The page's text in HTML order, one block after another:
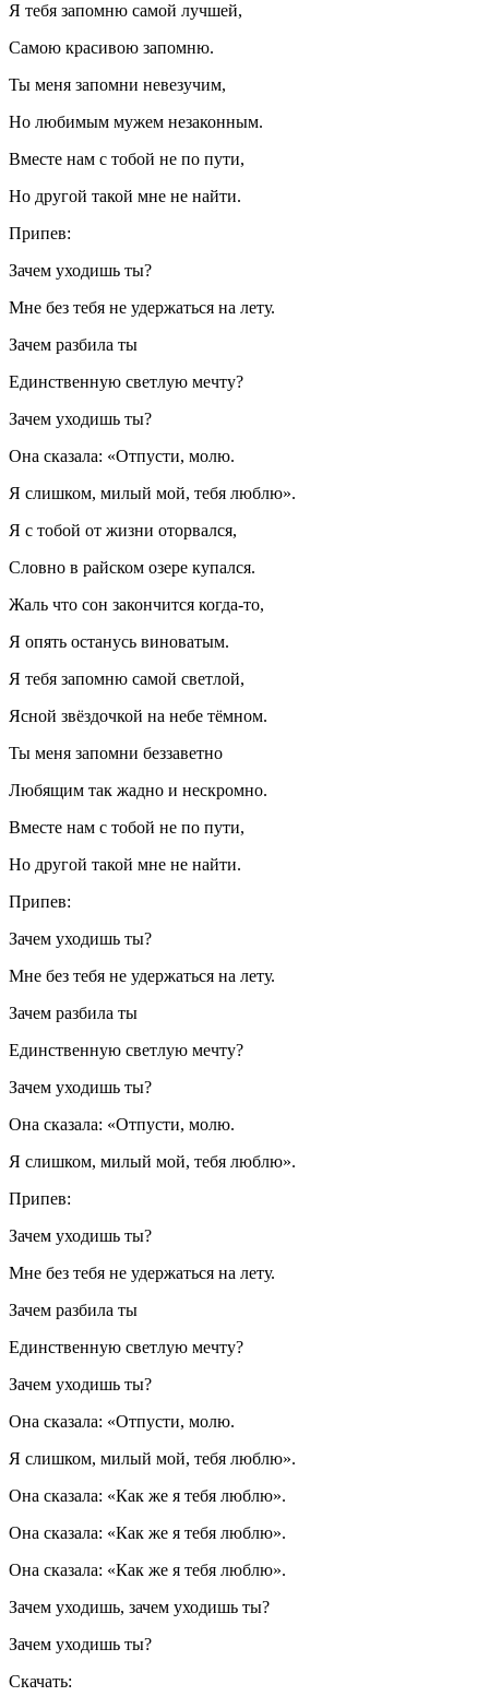
Я тебя запомню самой лучшей,
Самою красивою запомню.
Ты меня запомни невезучим,
Но любимым мужем незаконным.
Вместе нам с тобой не по пути,
Но другой такой мне не найти.
Припев:
Зачем уходишь ты?
Мне без тебя не удержаться на лету.
Зачем разбила ты
Единственную светлую мечту?
Зачем уходишь ты?
Она сказала: «Отпусти, молю.
Я слишком, милый мой, тебя люблю».
Я с тобой от жизни оторвался,
Словно в райском озере купался.
Жаль что сон закончится когда-то,
Я опять останусь виноватым.
Я тебя запомню самой светлой,
Ясной звёздочкой на небе тёмном.
Ты меня запомни беззаветно
Любящим так жадно и нескромно.
Вместе нам с тобой не по пути,
Но другой такой мне не найти.
Припев:
Зачем уходишь ты?
Мне без тебя не удержаться на лету.
Зачем разбила ты
Единственную светлую мечту?
Зачем уходишь ты?
Она сказала: «Отпусти, молю.
Я слишком, милый мой, тебя люблю».
Припев:
Зачем уходишь ты?
Мне без тебя не удержаться на лету.
Зачем разбила ты
Единственную светлую мечту?
Зачем уходишь ты?
Она сказала: «Отпусти, молю.
Я слишком, милый мой, тебя люблю».
Она сказала: «Как же я тебя люблю».
Она сказала: «Как же я тебя люблю».
Она сказала: «Как же я тебя люблю».
Зачем уходишь, зачем уходишь ты?
Зачем уходишь ты?
Скачать: